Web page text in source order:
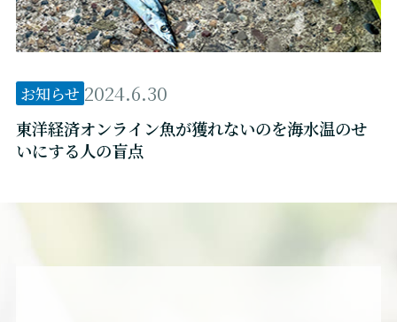
お知らせ 2024.6.30
東洋経済オンライン魚が獲れないのを海水温のせ
いにする人の盲点